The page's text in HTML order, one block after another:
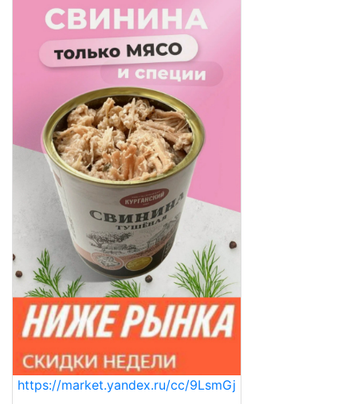
https://market.yandex.ru/cc/9LsmGj